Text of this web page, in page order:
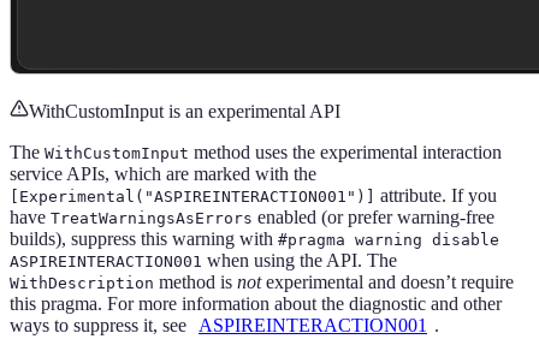
WithCustomInput is an experimental API
The WithCustomInput method uses the experimental interaction
service APIs, which are marked with the
[Experimental("ASPIREINTERACTION001")]
attribute. If you
have TreatWarningsAsErrors enabled (or prefer warning-free
builds), suppress this warning with #pragma warning disable
ASPIREINTERACTION001 when using the API. The
WithDescription method is notexperimental and doesn’t require
this pragma. For more information about the diagnostic and other
ways to suppress it, see
ASPIREINTERACTION001 .